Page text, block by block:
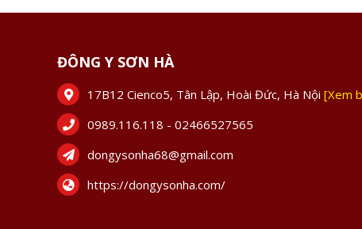
ĐÔNG Y SƠN HÀ
17B12 Cienco5, Tân Lập, Hoài Đức, Hà Nội [Xem
0989.116.118 - 02466527565
dongysonha68@gmail.com
https://dongysonha.com/